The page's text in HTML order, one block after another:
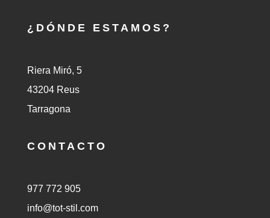
¿DÓNDE ESTAMOS?
Riera Miró, 5
43204 Reus
Tarragona
CONTACTO
977 772 905
info@tot-stil.com